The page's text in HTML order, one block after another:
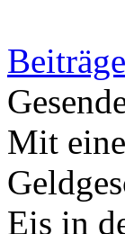
Mit
Eis in